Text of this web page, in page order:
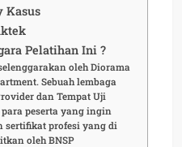
Kasus
Pelatihan Ini ?
oleh Diorama
Sebuah lembaga
dan Tempat Uji
peserta yang ingin
sertifikat profesi yang di
oleh BNSP